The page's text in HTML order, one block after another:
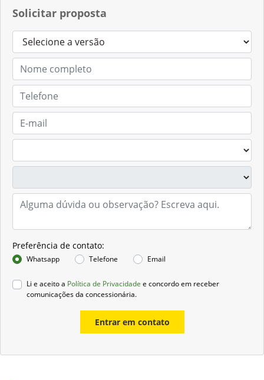
Solicitar proposta
Preferência de contato:
Whatsapp Telefone Email
Li e aceito a Política de Privacidade e concordo em receber
comunicações da concessionária.
Entrar em contato